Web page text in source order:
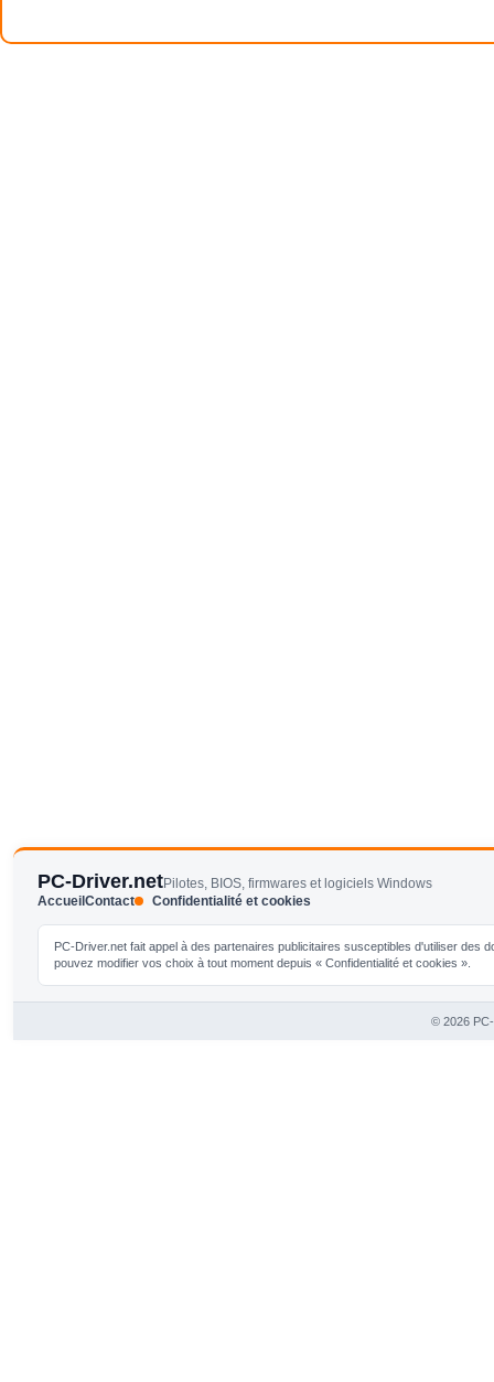
PC-Driver.netPilotes, BIOS, firmwares et logiciels Windows
AccueilContact Confidentialité et cookies
PC-Driver.net fait appel à des partenaires publicitaires susceptibles d'utiliser
pouvez modifier vos choix à tout moment depuis « Confidentialité et cookies ».
© 2026